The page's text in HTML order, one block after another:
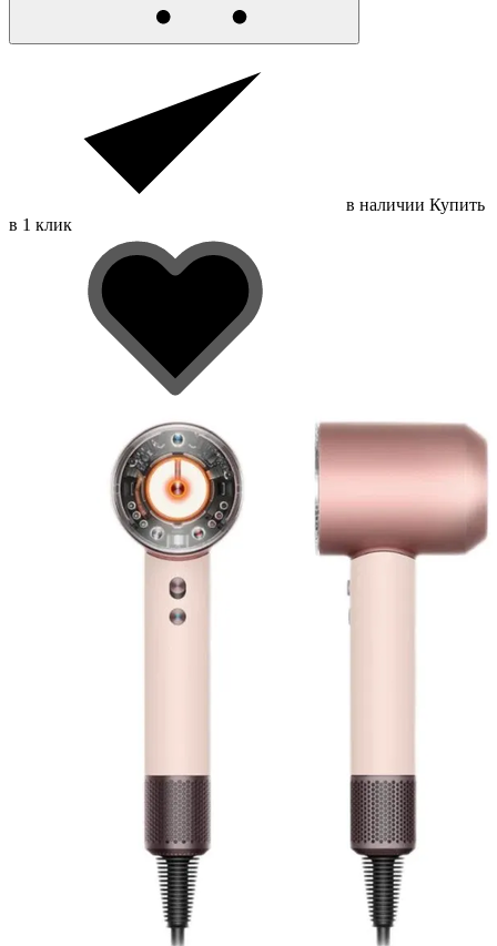
в наличии Купить
в 1 клик